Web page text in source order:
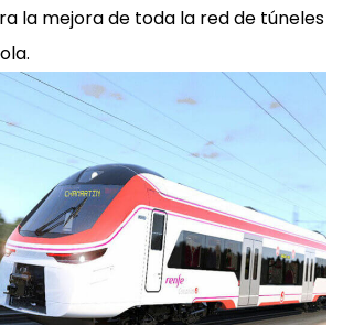
la mejora de toda la red de túneles